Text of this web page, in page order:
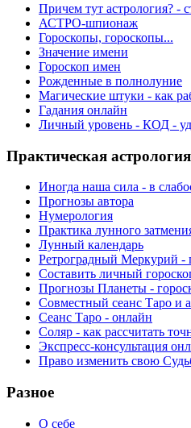
Причем тут астрология? -
АСТРО-шпионаж
Гороскопы, гороскопы...
Значение имени
Гороскоп имен
Рожденные в полнолуние
Магические штуки - как
Гадания онлайн
Личный уровень - КОД -
Практическая астрология
Иногда наша сила - в
Прогнозы автора
Нумерология
Практика лунного
Лунный календарь
Ретроградный Меркурий -
Составить личный
Прогнозы Планеты -
Совместный сеанс Таро и
Сеанс Таро - онлайн
Соляр - как рассчитать
Экспресс-консультация
Право изменить свою
Разное
О себе